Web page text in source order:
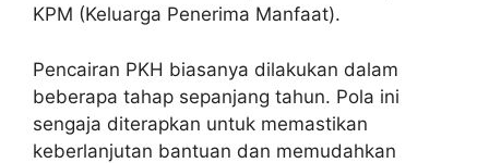
KPM (Keluarga Penerima Manfaat).
Pencairan PKH biasanya dilakukan dalam
beberapa tahap sepanjang tahun. Pola ini
sengaja diterapkan untuk memastikan
keberlanjutan bantuan dan memudahkan